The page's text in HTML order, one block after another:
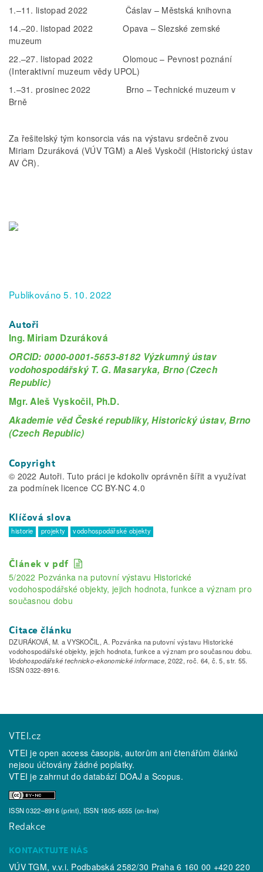
1.–11. listopad 2022 Čáslav – Městská knihovna
14.–20. listopad 2022 Opava – Slezské zemské
muzeum
22.–27. listopad 2022 Olomouc – Pevnost poznání
(Interaktivní muzeum vědy UPOL)
1.–31. prosinec 2022 Brno – Technické muzeum v
Brně
Za řešitelský tým konsorcia vás na výstavu srdečně zvou
Miriam Dzuráková (VÚV TGM) a Aleš Vyskočil (Historický ústav
AV ČR).
Publikováno 5. 10. 2022
Autoři
Ing. Miriam Dzuráková
ORCID: 0000-0001-5653-8182 Výzkumný ústav
vodohospodářský T. G. Masaryka, Brno (Czech
Republic)
Mgr. Aleš Vyskočil, Ph.D.
Akademie věd České republiky, Historický ústav, Brno
(Czech Republic)
Copyright
© 2022 Autoři. Tuto práci je kdokoliv oprávněn šířit a využívat
za podmínek licence CC BY-NC 4.0
Klíčová slova
historie projekty vodohospodářské objekty
Článek v pdf
5/2022 Pozvánka na putovní výstavu Historické
vodohospodářské objekty, jejich hodnota, funkce a význam pro
současnou dobu
Citace článku
DZURÁKOVÁ, M. a VYSKOČIL, A. Pozvánka na putovní výstavu Historické
vodohospodářské objekty, jejich hodnota, funkce a význam pro současnou dobu.
Vodohospodářské technicko-ekonomické informace, 2022, roč. 64, č. 5, str. 55.
ISSN 0322-8916.
VTEI.cz
VTEI je open access časopis, autorům ani čtenářům článků
nejsou účtovány žádné poplatky.
VTEI je zahrnut do databází DOAJ a Scopus.
ISSN 0322–8916 (print), ISSN 1805-6555 (on-line)
Redakce
KONTAKTUJTE NÁS
VÚV TGM, v.v.i. Podbabská 2582/30 Praha 6 160 00 +420 220